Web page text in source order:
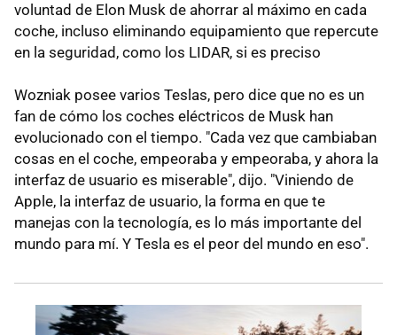
voluntad de Elon Musk de ahorrar al máximo en cada
coche, incluso eliminando equipamiento que repercute
en la seguridad, como los LIDAR, si es preciso
Wozniak posee varios Teslas, pero dice que no es un
fan de cómo los coches eléctricos de Musk han
evolucionado con el tiempo. "Cada vez que cambiaban
cosas en el coche, empeoraba y empeoraba, y ahora la
interfaz de usuario es miserable", dijo. "Viniendo de
Apple, la interfaz de usuario, la forma en que te
manejas con la tecnología, es lo más importante del
mundo para mí. Y Tesla es el peor del mundo en eso".